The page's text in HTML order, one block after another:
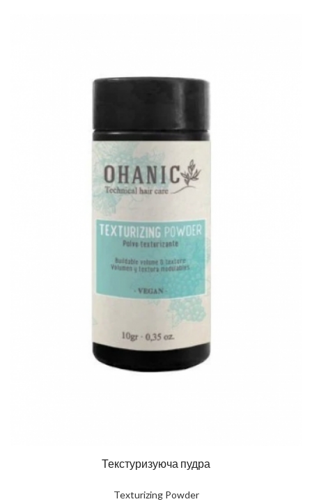
Текстуризуюча пудра
Texturizing Powder